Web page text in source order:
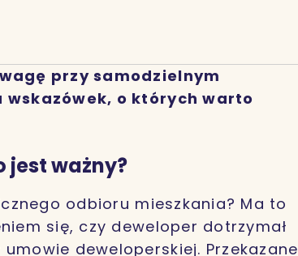
przy samodzielnym
o których warto
jest ważny?
odbioru mieszkania? Ma to
się, czy deweloper dotrzymał
deweloperskiej. Przekazane